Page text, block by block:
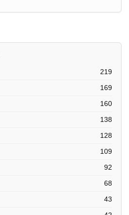
219
169
160
138
128
109
92
68
43